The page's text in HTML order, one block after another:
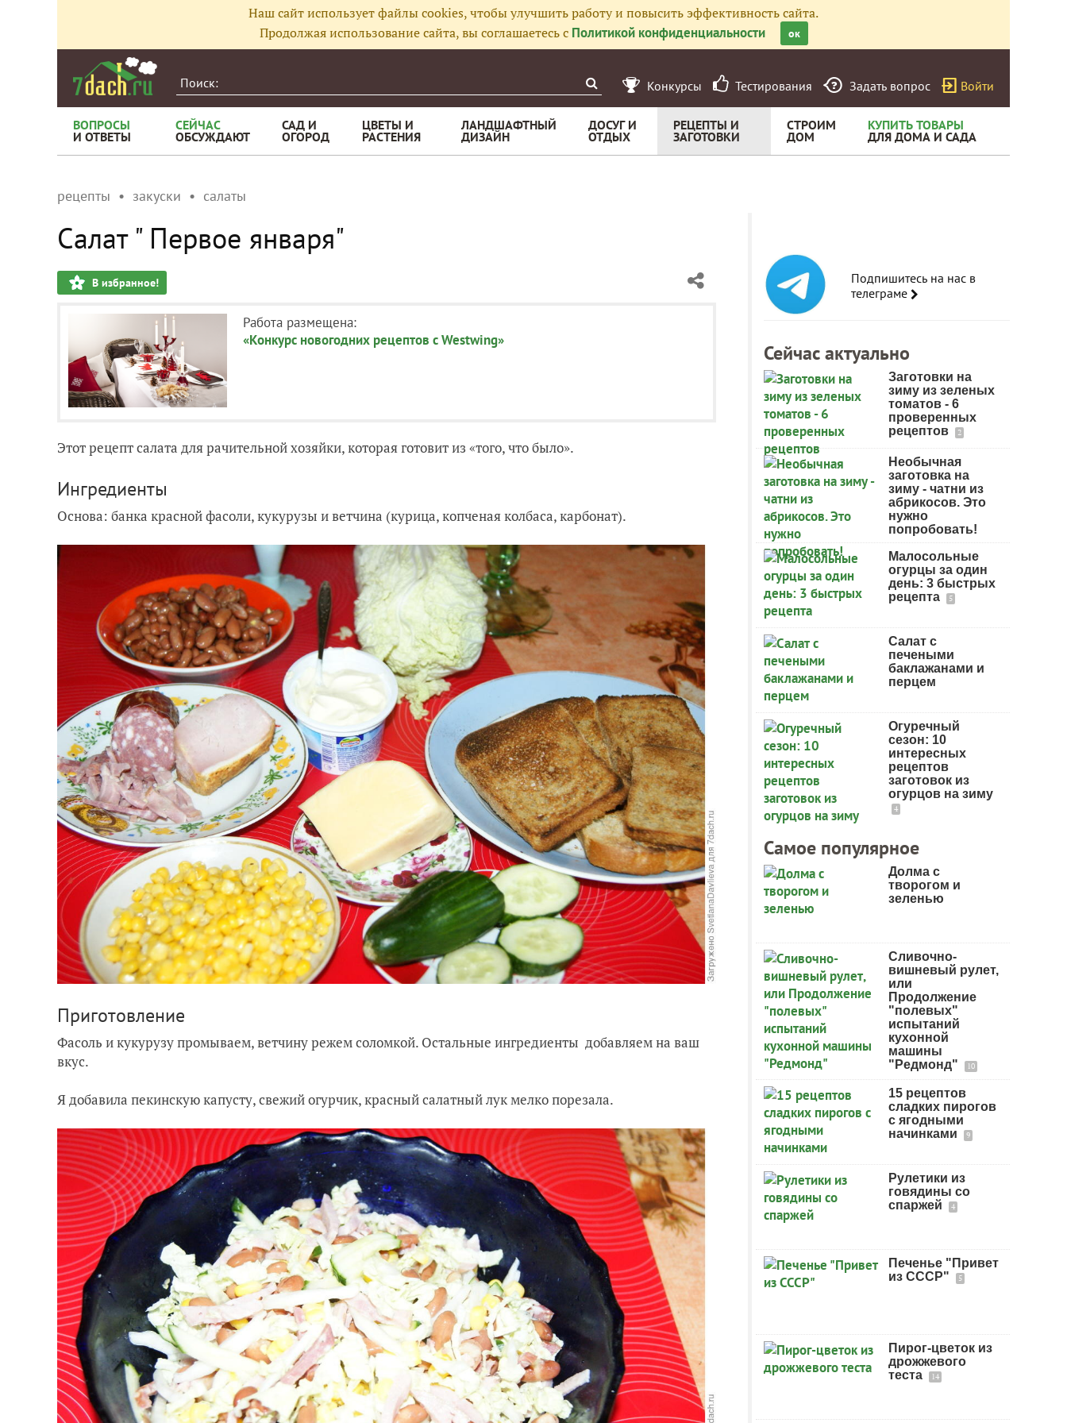
Наш сайт использует файлы cookies, чтобы улучшить работу и повысить эффективность сайта.
Продолжая использование сайта, вы соглашаетесь с Политикой конфиденциальности ок
Конкурсы Тестирования Задать вопрос Войти
ВОПРОСЫ
И ОТВЕТЫ
СЕЙЧАС
ОБСУЖДАЮТ
САД И
ОГОРОД
ЦВЕТЫ И
РАСТЕНИЯ
ЛАНДШАФТНЫЙ
ДИЗАЙН
ДОСУГ И
ОТДЫХ
РЕЦЕПТЫ И
ЗАГОТОВКИ
СТРОИМ
ДОМ
КУПИТЬ ТОВАРЫ
ДЛЯ ДОМА И САДА
рецепты закуски салаты
Салат " Первое января"
В избранное!
Работа размещена:
«Конкурс новогодних рецептов с Westwing»
Этот рецепт салата для рачительной хозяйки, которая готовит из «того, что было».
Ингредиенты
Основа: банка красной фасоли, кукурузы и ветчина (курица, копченая колбаса, карбонат).
Приготовление
Фасоль и кукурузу промываем, ветчину режем соломкой. Остальные ингредиенты добавляем на ваш
вкус.
Я добавила пекинскую капусту, свежий огурчик, красный салатный лук мелко порезала.
Подпишитесь на нас в
телеграме
Сейчас актуально
Заготовки на
зиму из зеленых
томатов - 6
проверенных
рецептов
2
Необычная
заготовка на
зиму - чатни из
абрикосов. Это
нужно
попробовать!
Малосольные
огурцы за один
день: 3 быстрых
рецепта
5
Салат с
печеными
баклажанами и
перцем
Огуречный
сезон: 10
интересных
рецептов
заготовок из
огурцов на зиму
4
Самое популярное
Долма с
творогом и
зеленью
Сливочно-
вишневый рулет,
или
Продолжение
"полевых"
испытаний
кухонной
машины
"Редмонд"
10
15 рецептов
сладких пирогов
с ягодными
начинками
9
Рулетики из
говядины со
спаржей
4
Печенье "Привет
из СССР"
5
Пирог-цветок из
дрожжевого
теста
14